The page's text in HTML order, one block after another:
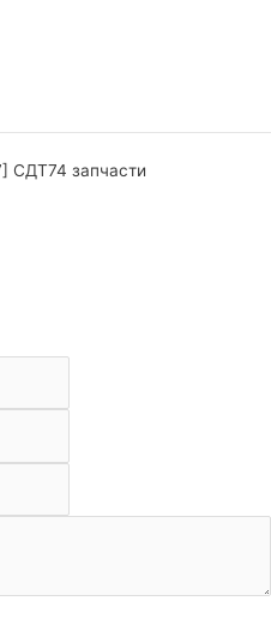
СДТ74 запчасти